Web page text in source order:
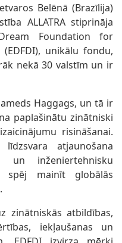
Belēnā (Brazīlija)
ALLATRA stiprināja
Foundation for
unikālu fondu,
nekā 30 valstīm un ir
Haggags, un tā ir
paplašinātu zinātniski
risināšanai.
atjaunošana
un inženiertehnisku
spēj mainīt globālās
zinātniskās atbildības,
iekļaušanas un